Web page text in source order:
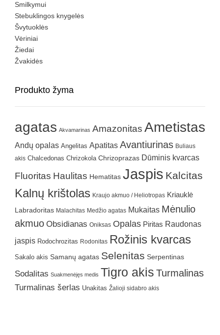
Smilkymui
Stebuklingos knygelės
Švytuoklės
Vėriniai
Žiedai
Žvakidės
Produkto žyma
agatas Akvamarinas Amazonitas Ametistas
Andų opalas Angelitas Apatitas Avantiurinas Buliaus
akis Chalcedonas Chrizokola Chrizoprazas Dūminis kvarcas
Fluoritas Haulitas Hematitas Jaspis Kalcitas
Kalnų krištolas Kraujo akmuo / Heliotropas Kriauklė
Labradoritas Malachitas Medžio agatas Mukaitas Mėnulio
akmuo Obsidianas Oniksas Opalas Piritas Raudonas
jaspis Rodochrozitas Rodonitas Rožinis kvarcas
Sakalo akis Samanų agatas Selenitas Serpentinas
Sodalitas Suakmenėjęs medis Tigro akis Turmalinas
Turmalinas šerlas Unakitas Žalioji sidabro akis